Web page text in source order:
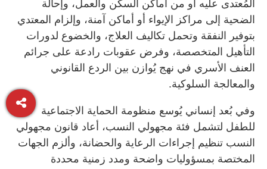
المُعتدى عليه أو من أماكن السكن والعمل، وإحالة
الضحية إلى مراكز الإيواء أو أماكن آمنة، وإلزام المعتدي
بتوفير النفقة وتحمل تكاليف العلاج، والخضوع لدورات
التأهيل المتخصصة، وفرض عقوبات رادعة على جرائم
العنف الأسري في نهج يُوازن بين الردع القانوني
والمعالجة السلوكية.
وفي بُعد إنساني يُوسع منظومة الحماية الاجتماعية
للطفل لتشمل فئة مجهولي النسب، أعاد قانون مجهولي
النسب تنظيم إجراءات الرعاية والحضانة، وألزم الجهات
المختصة بمسؤوليات واضحة ومدد زمنية محددة